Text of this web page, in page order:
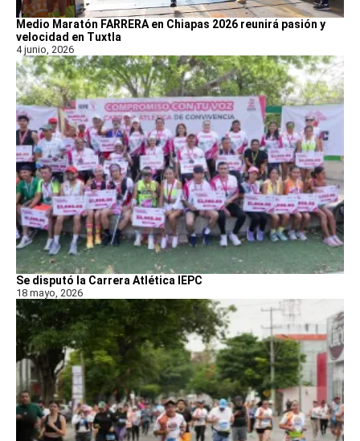
Medio Maratón FARRERA en Chiapas 2026 reunirá pasión y
velocidad en Tuxtla
4 junio, 2026
Se disputó la Carrera Atlética IEPC
18 mayo, 2026